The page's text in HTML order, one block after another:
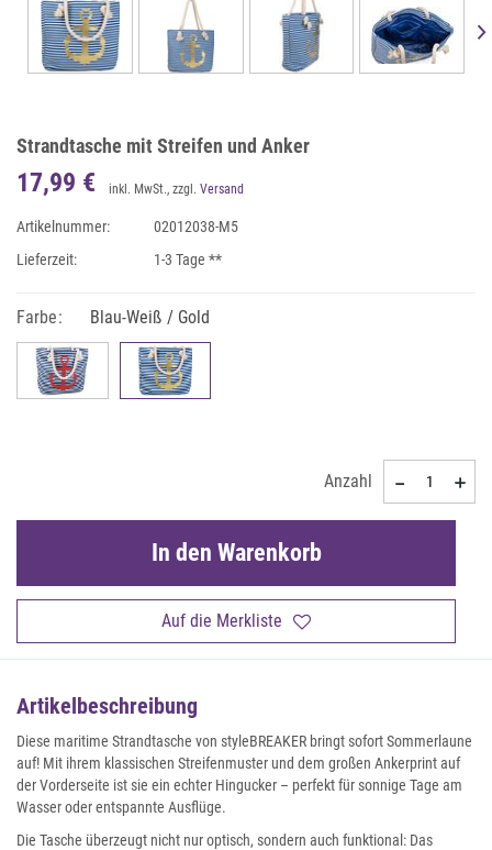
Strandtasche mit Streifen und Anker
17,99 € inkl. MwSt., zzgl. Versand
Artikelnummer:
02012038-M5
Lieferzeit:
1-3 Tage **
Farbe: Blau-Weiß / Gold
Anzahl
Auf die Merkliste
In den Warenkorb
Artikelbeschreibung
Diese maritime Strandtasche von styleBREAKER bringt sofort Sommerlaune
auf! Mit ihrem klassischen Streifenmuster und dem großen Ankerprint auf
der Vorderseite ist sie ein echter Hingucker – perfekt für sonnige Tage am
Wasser oder entspannte Ausflüge.
Die Tasche überzeugt nicht nur optisch, sondern auch funktional: Das